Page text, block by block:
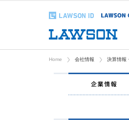
Home 会社情報 決算情報